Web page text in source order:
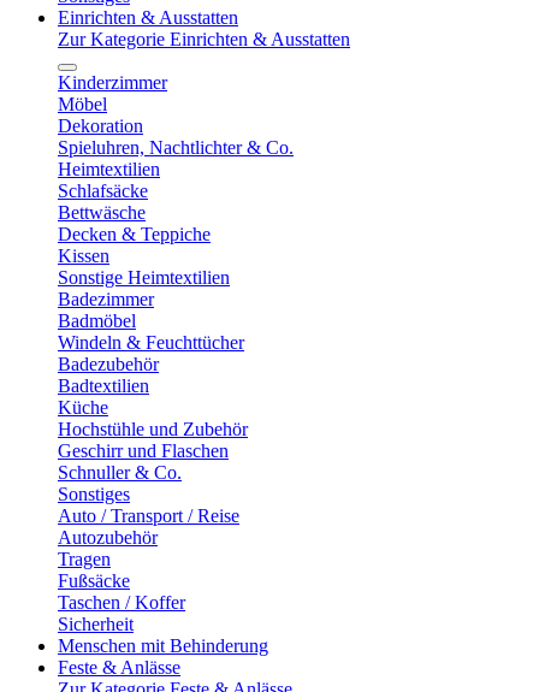
Einrichten & Ausstatten
Zur Kategorie Einrichten & Ausstatten
Kinderzimmer
Möbel
Dekoration
Spieluhren, Nachtlichter & Co.
Heimtextilien
Schlafsäcke
Bettwäsche
Decken & Teppiche
Kissen
Sonstige Heimtextilien
Badezimmer
Badmöbel
Windeln & Feuchttücher
Badezubehör
Badtextilien
Küche
Hochstühle und Zubehör
Geschirr und Flaschen
Schnuller & Co.
Sonstiges
Auto / Transport / Reise
Autozubehör
Tragen
Fußsäcke
Taschen / Koffer
Sicherheit
Menschen mit Behinderung
Feste & Anlässe